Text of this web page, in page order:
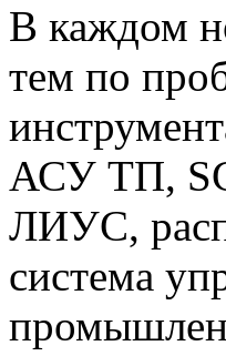
В каждом
тем по
АСУ ТП,
ЛИУС,
система